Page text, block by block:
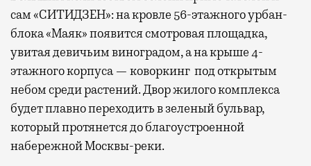
сам «СИТИДЗЕН»: на кровле 56-этажного урбан-
блока «Маяк» появится смотровая площадка,
увитая девичьим виноградом, а на крыше 4-
этажного корпуса — коворкинг под открытым
небом среди растений. Двор жилого комплекса
будет плавно переходить в зеленый бульвар,
который протянется до благоустроенной
набережной Москвы-реки.